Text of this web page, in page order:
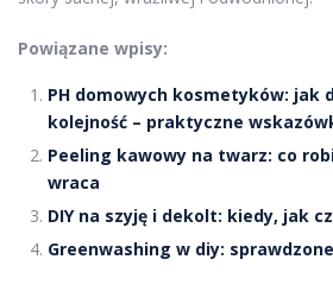
Powiązane wpisy:
PH domowych kosmetyków: jak
kolejność – praktyczne
Peeling kawowy na twarz: co
wraca
DIY na szyję i dekolt: kiedy, jak
Greenwashing w diy: